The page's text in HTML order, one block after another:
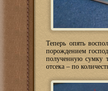
Теперь опять
порождением
полученную сумку
отсека – по